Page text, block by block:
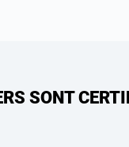
SONT